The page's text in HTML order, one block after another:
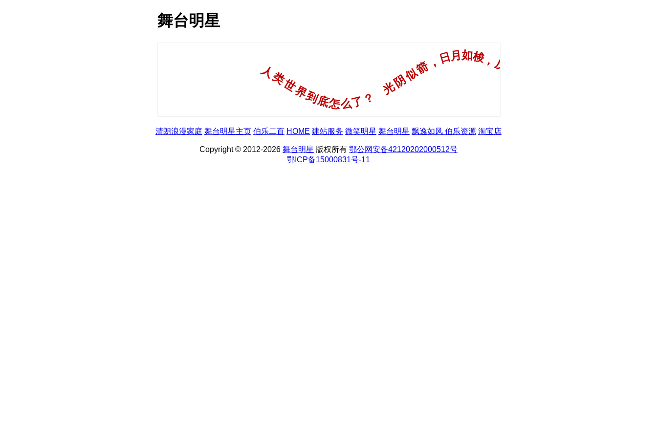
舞台明星
清朗浪漫家庭 舞台明星主页 伯乐二百 HOME 建站服务 微笑明星 舞台明星 飘逸如风 伯乐资源 淘宝店
Copyright © 2012-2026 舞台明星 版权所有 鄂公网安备42120202000512号
鄂ICP备15000831号-11